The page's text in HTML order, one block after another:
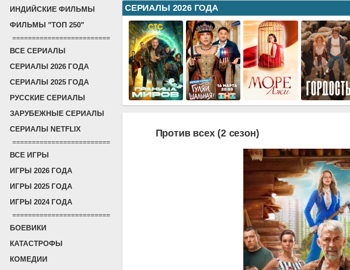
ИНДИЙСКИЕ ФИЛЬМЫ
ФИЛЬМЫ "ТОП 250"
=========================
ВСЕ СЕРИАЛЫ
СЕРИАЛЫ 2026 ГОДА
СЕРИАЛЫ 2025 ГОДА
РУССКИЕ СЕРИАЛЫ
ЗАРУБЕЖНЫЕ СЕРИАЛЫ
СЕРИАЛЫ NETFLIX
=========================
ВСЕ ИГРЫ
ИГРЫ 2026 ГОДА
ИГРЫ 2025 ГОДА
ИГРЫ 2024 ГОДА
=========================
БОЕВИКИ
КАТАСТРОФЫ
КОМЕДИИ
СЕРИАЛЫ 2026 ГОДА
Против всех (2 сезон)